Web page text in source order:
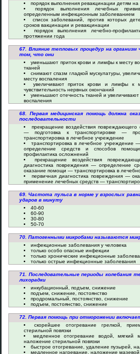
порядок выполнения ревакцинации детям на
порядок выполнения лечебных
определенным инфекционным заболеванием
список заболеваний, против которых
сроков вакцинации и ревакцинации
порядок выполнения лечебно-
протяжении года
67. Влияние тепловых процедур на организм
том, что они
уменьшают приток крови и лимфы к месту
тканей
снимают спазм гладкой мускулатуры,
месту воспаления
увеличивают приток крови и лимфы к
чувствительность нервных окончаний
уменьшают отечность тканей и
воспаления
68. Первая медицинская помощь должна
последовательности
прекращение воздействия
— подготовка к транспортировке —
транспортировка в лечебное учреждение
транспортировка в лечебное учреждение
определение средств и способов
профилактика осложнений
прекращение воздействия
диагностика повреждения — определение
оказание помощи — транспортировка в
первичная диагностика повреждения —
применение лечебных средств —
69. Частота пульса в норме у взрослых равна
ударов в минуту
40-60
60-90
30-80
50-70
70. Патогенными микробами называются
инфекционные заболевания у человека
только особо опасные инфекции
только хронические инфекционные
только острые инфекционные заболевания
71. Последовательные периоды колебания
лихорадки
инкубационный, подъем, снижение
подъем, снижение, постоянство
продромальный, постоянство, снижение
подъем, постоянство, снижение
72. Первая помощь при отморожении
скорейшее отогревание грелкой,
стерильной повязки
медленное отогревание водой, мягкий
наложение стерильной повязки
быстрое отогревание, удаление пузырей,
медленное нагревание, наложение мазевой